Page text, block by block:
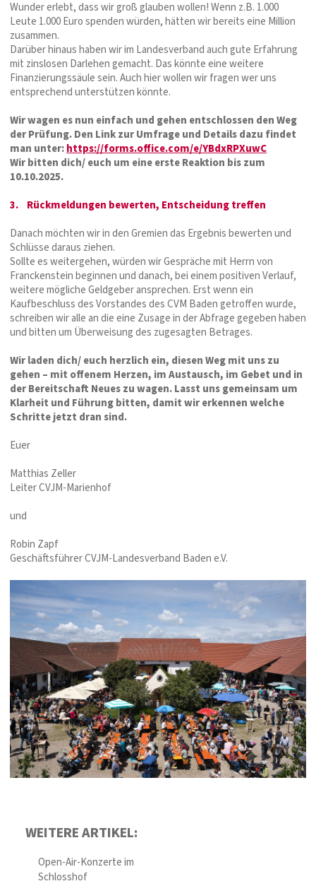
Wunder erlebt, dass wir groß glauben wollen! Wenn z.B. 1.000
Leute 1.000 Euro spenden würden, hätten wir bereits eine Million
zusammen.
Darüber hinaus haben wir im Landesverband auch gute Erfahrung
mit zinslosen Darlehen gemacht. Das könnte eine weitere
Finanzierungssäule sein. Auch hier wollen wir fragen wer uns
entsprechend unterstützen könnte.
Wir wagen es nun einfach und gehen entschlossen den Weg
der Prüfung. Den Link zur Umfrage und Details dazu findet
man unter:https://forms.office.com/e/YBdxRPXuwC
Wir bitten dich/ euch um eine erste Reaktion bis zum
10.10.2025.
3. Rückmeldungen bewerten, Entscheidung treffen
Danach möchten wir in den Gremien das Ergebnis bewerten und
Schlüsse daraus ziehen.
Sollte es weitergehen, würden wir Gespräche mit Herrn von
Franckenstein beginnen und danach, bei einem positiven Verlauf,
weitere mögliche Geldgeber ansprechen. Erst wenn ein
Kaufbeschluss des Vorstandes des CVM Baden getroffen wurde,
schreiben wir alle an die eine Zusage in der Abfrage gegeben haben
und bitten um Überweisung des zugesagten Betrages.
Wir laden dich/ euch herzlich ein, diesen Weg mit uns zu
gehen – mit offenem Herzen, im Austausch, im Gebet und in
der Bereitschaft Neues zu wagen. Lasst uns gemeinsam um
Klarheit und Führung bitten, damit wir erkennen welche
Schritte jetzt dran sind.
Euer
Matthias Zeller
Leiter CVJM-Marienhof
und
Robin Zapf
Geschäftsführer CVJM-Landesverband Baden e.V.
WEITERE ARTIKEL:
Open-Air-Konzerte im
Schlosshof